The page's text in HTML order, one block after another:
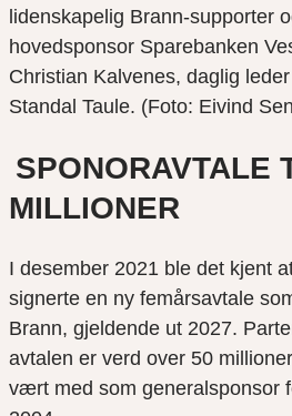
lidenskapelig Brann-supporter
hovedsponsor Sparebanken
Christian Kalvenes, daglig
Standal Taule. (Foto: Eivind
SPONORAVTALE
MILLIONER
I desember 2021 ble det kjent
signerte en ny femårsavtale
Brann, gjeldende ut 2027.
avtalen er verd over 50
vært med som generalsponsor